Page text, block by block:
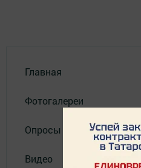
Главная
Фотогалереи
Опросы
Видео